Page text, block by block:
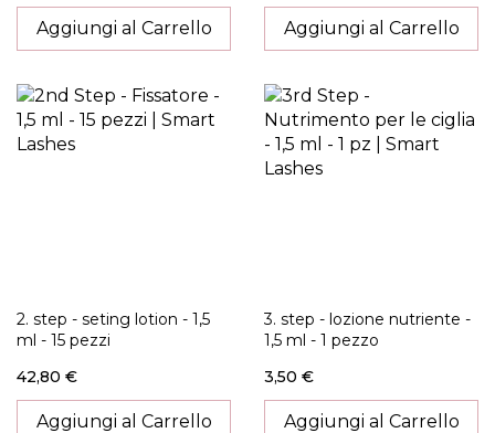
Aggiungi al Carrello Aggiungi al Carrello
2. step - seting lotion - 1,5
ml - 15 pezzi
42,80 €
Aggiungi al Carrello
3. step - lozione nutriente -
1,5 ml - 1 pezzo
3,50 €
Aggiungi al Carrello